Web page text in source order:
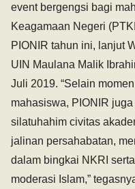
event bergengsi bagi
Keagamaan Negeri
PIONIR tahun ini, lanjut
UIN Maulana Malik
Juli 2019. “Selain
mahasiswa, PIONIR
silatuhahim civitas
jalinan persahabatan,
dalam bingkai NKRI
moderasi Islam,”